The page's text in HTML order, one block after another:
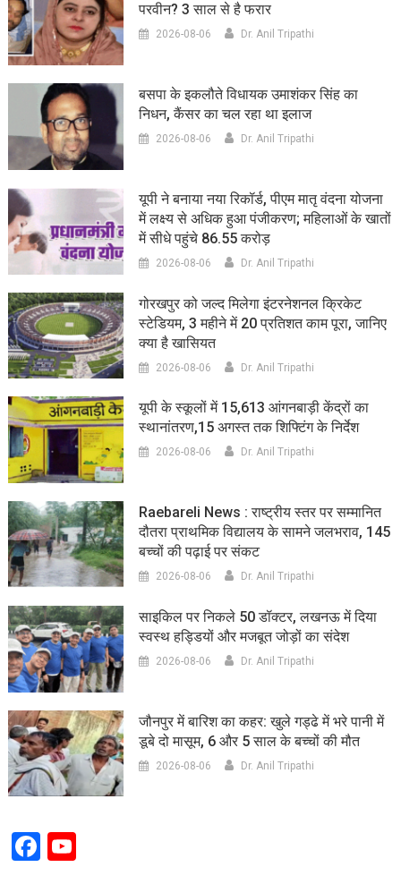
परवीन? 3 साल से है फरार
2026-08-06 Dr. Anil Tripathi
बसपा के इकलौते विधायक उमाशंकर सिंह का
निधन, कैंसर का चल रहा था इलाज
2026-08-06 Dr. Anil Tripathi
यूपी ने बनाया नया रिकॉर्ड, पीएम मातृ वंदना योजना
में लक्ष्य से अधिक हुआ पंजीकरण; महिलाओं के खातों
में सीधे पहुंचे 86.55 करोड़
2026-08-06 Dr. Anil Tripathi
गोरखपुर को जल्द मिलेगा इंटरनेशनल क्रिकेट
स्टेडियम, 3 महीने में 20 प्रतिशत काम पूरा, जानिए
क्या है खासियत
2026-08-06 Dr. Anil Tripathi
यूपी के स्कूलों में 15,613 आंगनबाड़ी केंद्रों का
स्थानांतरण,15 अगस्त तक शिफ्टिंग के निर्देश
2026-08-06 Dr. Anil Tripathi
Raebareli News : राष्ट्रीय स्तर पर सम्मानित
दौतरा प्राथमिक विद्यालय के सामने जलभराव, 145
बच्चों की पढ़ाई पर संकट
2026-08-06 Dr. Anil Tripathi
साइकिल पर निकले 50 डॉक्टर, लखनऊ में दिया
स्वस्थ हड्डियों और मजबूत जोड़ों का संदेश
2026-08-06 Dr. Anil Tripathi
जौनपुर में बारिश का कहर: खुले गड्ढे में भरे पानी में
डूबे दो मासूम, 6 और 5 साल के बच्चों की मौत
2026-08-06 Dr. Anil Tripathi
Facebook